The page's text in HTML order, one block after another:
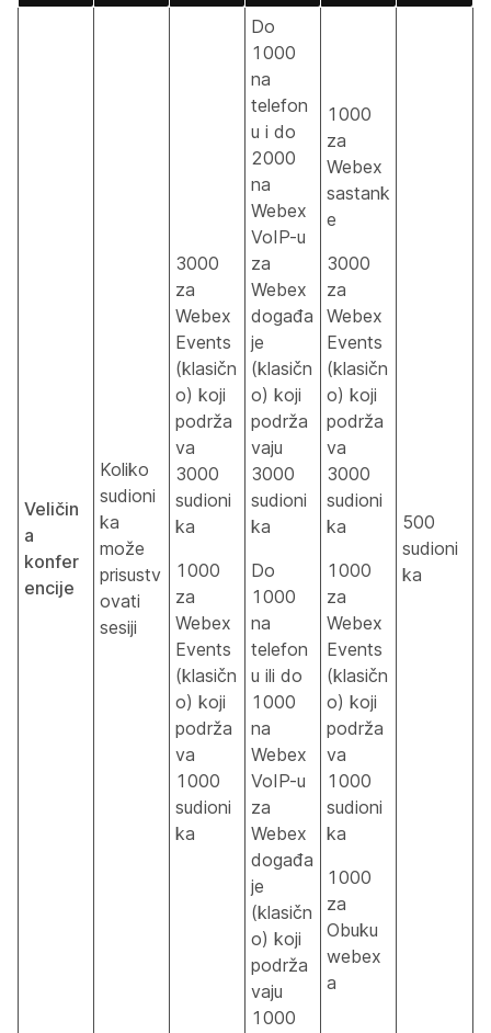
Veličin
a
konfer
encije
Koliko
sudioni
ka
može
prisustv
ovati
sesiji
3000
za
Webex
Events
(klasičn
o) koji
podrža
va
3000
sudioni
ka
1000
za
Webex
Events
(klasičn
o) koji
podrža
va
1000
sudioni
ka
Do
1000
na
telefon
u i do
2000
na
Webex
VoIP-u
za
Webex
događa
je
(klasičn
o) koji
podrža
vaju
3000
sudioni
ka
Do
1000
na
telefon
u ili do
1000
na
Webex
VoIP-u
za
Webex
događa
je
(klasičn
o) koji
podrža
vaju
1000
1000
za
Webex
sastank
e
3000
za
Webex
Events
(klasičn
o) koji
podrža
va
3000
sudioni
ka
1000
za
Webex
Events
(klasičn
o) koji
podrža
va
1000
sudioni
ka
1000
za
Obuku
webex
a
500
sudioni
ka